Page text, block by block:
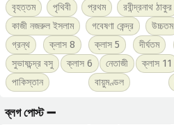
বৃহত্তম
পৃথিবী প্রথম রবীন্দ্রনাথ ঠাকুর
কাজী নজরুল ইসলাম
গবেষণা কেন্দ্র উচ্চতম
গ্রন্থ
ক্লাস 8 ক্লাস 5 দীর্ঘতম
সুভাষচন্দ্র বসু
ক্লাস 6 নেতাজী ক্লাস 11
পাকিস্তান
বায়ুমণ্ডল
ব্লগ পোস্ট ➖